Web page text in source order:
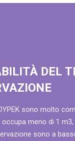
DEL
sono molto
meno di 1
sono a